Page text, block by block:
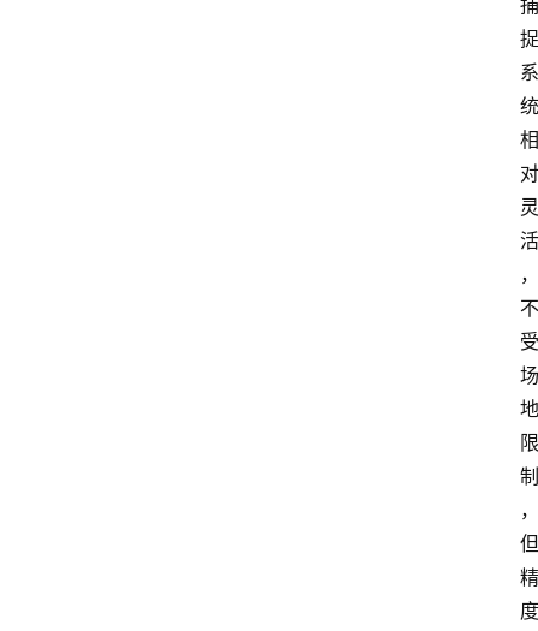
捕
捉
系
统
相
对
灵
活
，
不
受
场
地
限
制
，
但
精
度